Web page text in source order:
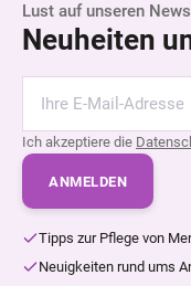
Lust auf unseren
Neuheiten
Ich akzeptiere die
ANMELDEN
Tipps zur Pflege von
Neuigkeiten rund ums